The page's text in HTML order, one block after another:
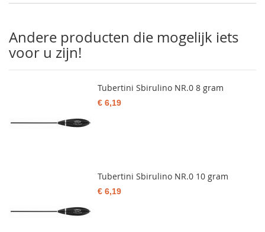
Andere producten die mogelijk iets
voor u zijn!
Tubertini Sbirulino NR.0 8 gram
€ 6,19
Tubertini Sbirulino NR.0 10 gram
€ 6,19